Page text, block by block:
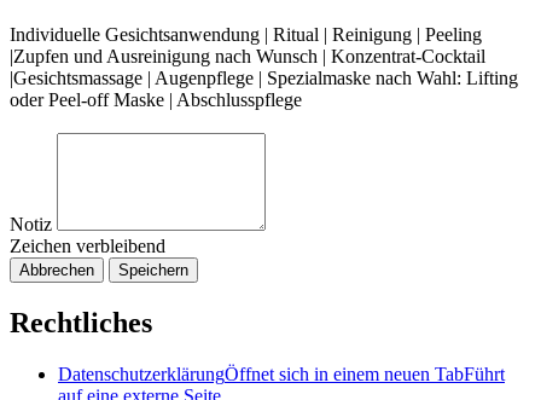
Individuelle Gesichtsanwendung | Ritual | Reinigung | Peeling
|Zupfen und Ausreinigung nach Wunsch | Konzentrat-Cocktail
|Gesichtsmassage | Augenpflege | Spezialmaske nach Wahl: Lifting
oder Peel-off Maske | Abschlusspflege
Notiz
Zeichen verbleibend
Abbrechen Speichern
Rechtliches
DatenschutzerklärungÖffnet sich in einem neuen TabFührt
auf eine externe Seite